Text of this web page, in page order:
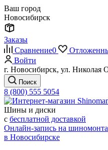
Ваш город
Новосибирск
Заказы
Сравнение0
Войти
г. Новосибирск, ул. Николая
Поиск
8 (800) 555 5054
Шины и диски
с бесплатной доставкой
Онлайн-запись на
в Новосибирске